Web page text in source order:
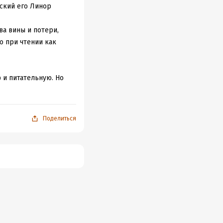
принципе решил
целый ряд
если бы
было
Пусть и
было бы
его Линор
вины и потери,
при чтении как
питательную. Но
Поделиться